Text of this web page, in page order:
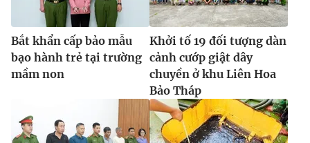
Bắt khẩn cấp bảo mẫu
bạo hành trẻ tại trường
mầm non
Khởi tố 19 đối tượng dàn
cảnh cướp giật dây
chuyền ở khu Liên Hoa
Bảo Tháp